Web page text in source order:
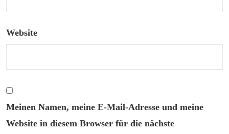
Website
Meinen Namen, meine E-Mail-Adresse und meine
Website in diesem Browser für die nächste